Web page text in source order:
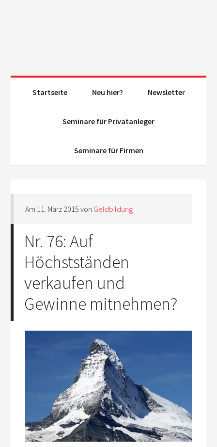
Startseite Neu hier? Newsletter
Seminare für Privatanleger
Seminare für Firmen
Am 11. März 2015 von Geldbildung
Nr. 76: Auf
Höchstständen
verkaufen und
Gewinne mitnehmen?